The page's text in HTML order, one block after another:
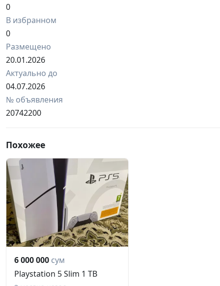
0
В избранном
0
Размещено
20.01.2026
Актуально до
04.07.2026
№ объявления
20742200
Похожее
6 000 000 сум
Playstation 5 Slim 1 TB